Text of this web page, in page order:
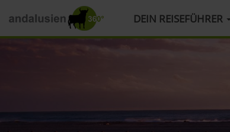
HAUPTMENÜ DEIN REISEFÜHRER